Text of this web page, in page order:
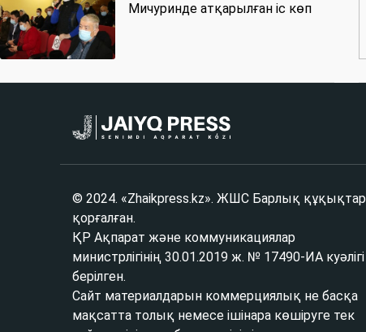
Мичуринде атқарылған іс көп
© 2024. «Zhaikpress.kz». ЖШС Барлық құқықтар
қорғалған.
ҚР Ақпарат және коммуникациялар
министрлігінің 30.01.2019 ж. № 17490-ИА куәлігі
берілген.
Сайт материалдарын коммерциялық не басқа
мақсатта толық немесе ішінара көшіруге тек